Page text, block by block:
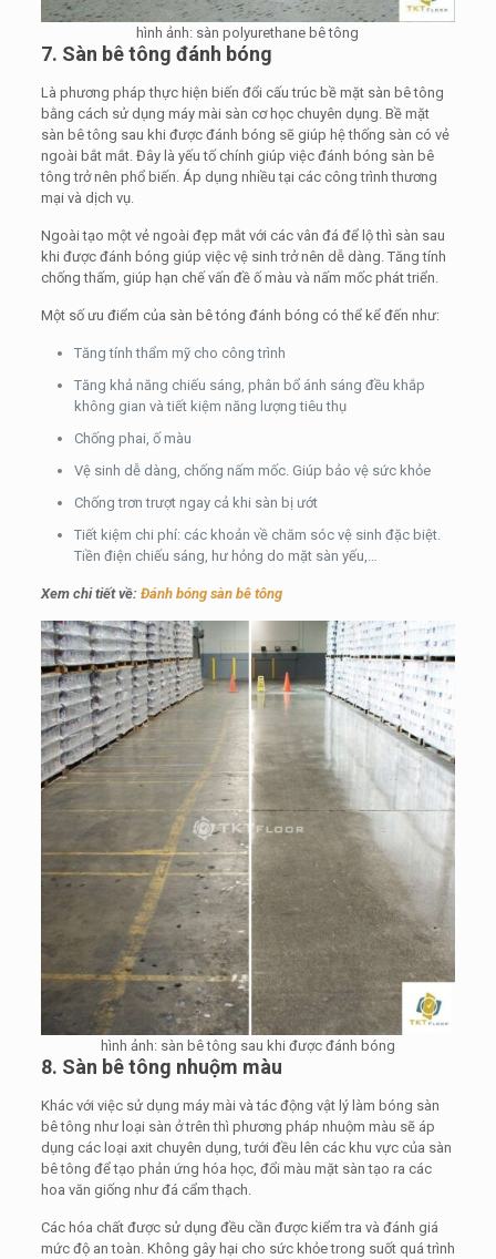
hình ảnh: sàn polyurethane bê tông
7. Sàn bê tông đánh bóng
Là phương pháp thực hiện biến đổi cấu trúc bề mặt sàn bê tông
bằng cách sử dụng máy mài sàn cơ học chuyên dụng. Bề mặt
sàn bê tông sau khi được đánh bóng sẽ giúp hệ thống sàn có vẻ
ngoài bắt mắt. Đây là yếu tố chính giúp việc đánh bóng sàn bê
tông trở nên phổ biến. Áp dụng nhiều tại các công trình thương
mại và dịch vụ.
Ngoài tạo một vẻ ngoài đẹp mắt với các vân đá để lộ thì sàn sau
khi được đánh bóng giúp việc vệ sinh trở nên dễ dàng. Tăng tính
chống thấm, giúp hạn chế vấn đề ố màu và nấm mốc phát triển.
Một số ưu điểm của sàn bê tóng đánh bóng có thể kể đến như:
Tăng tính thẩm mỹ cho công trình
Tăng khả năng chiếu sáng, phân bổ ánh sáng đều khắp
không gian và tiết kiệm năng lượng tiêu thụ
Chống phai, ố màu
Vệ sinh dễ dàng, chống nấm mốc. Giúp bảo vệ sức khỏe
Chống trơn trượt ngay cả khi sàn bị ướt
Tiết kiệm chi phí: các khoản về chăm sóc vệ sinh đặc biệt.
Tiền điện chiếu sáng, hư hỏng do mặt sàn yếu,…
Xem chi tiết về: Đánh bóng sàn bê tông
hình ảnh: sàn bê tông sau khi được đánh bóng
8. Sàn bê tông nhuộm màu
Khác với việc sử dụng máy mài và tác động vật lý làm bóng sàn
bê tông như loại sàn ở trên thì phương pháp nhuộm màu sẽ áp
dụng các loại axit chuyên dụng, tưới đều lên các khu vực của sàn
bê tông để tạo phản ứng hóa học, đổi màu mặt sàn tạo ra các
hoa văn giống như đá cẩm thạch.
Các hóa chất được sử dụng đều cần được kiểm tra và đánh giá
mức độ an toàn. Không gây hại cho sức khỏe trong suốt quá trình